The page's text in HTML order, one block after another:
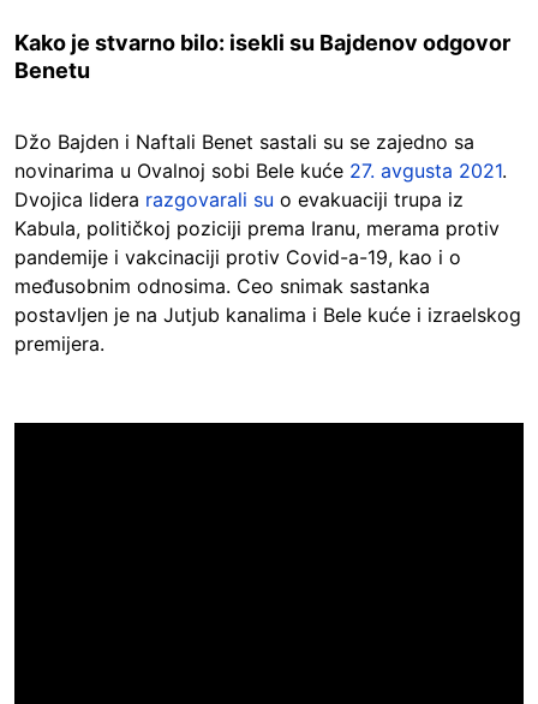
Kako je stvarno bilo: isekli su Bajdenov odgovor
Benetu
Džo Bajden i Naftali Benet sastali su se zajedno sa
novinarima u Ovalnoj sobi Bele kuće 27. avgusta 2021.
Dvojica lidera razgovarali su o evakuaciji trupa iz
Kabula, političkoj poziciji prema Iranu, merama protiv
pandemije i vakcinaciji protiv Covid-a-19, kao i o
međusobnim odnosima. Ceo snimak sastanka
postavljen je na Jutjub kanalima i Bele kuće i izraelskog
premijera.